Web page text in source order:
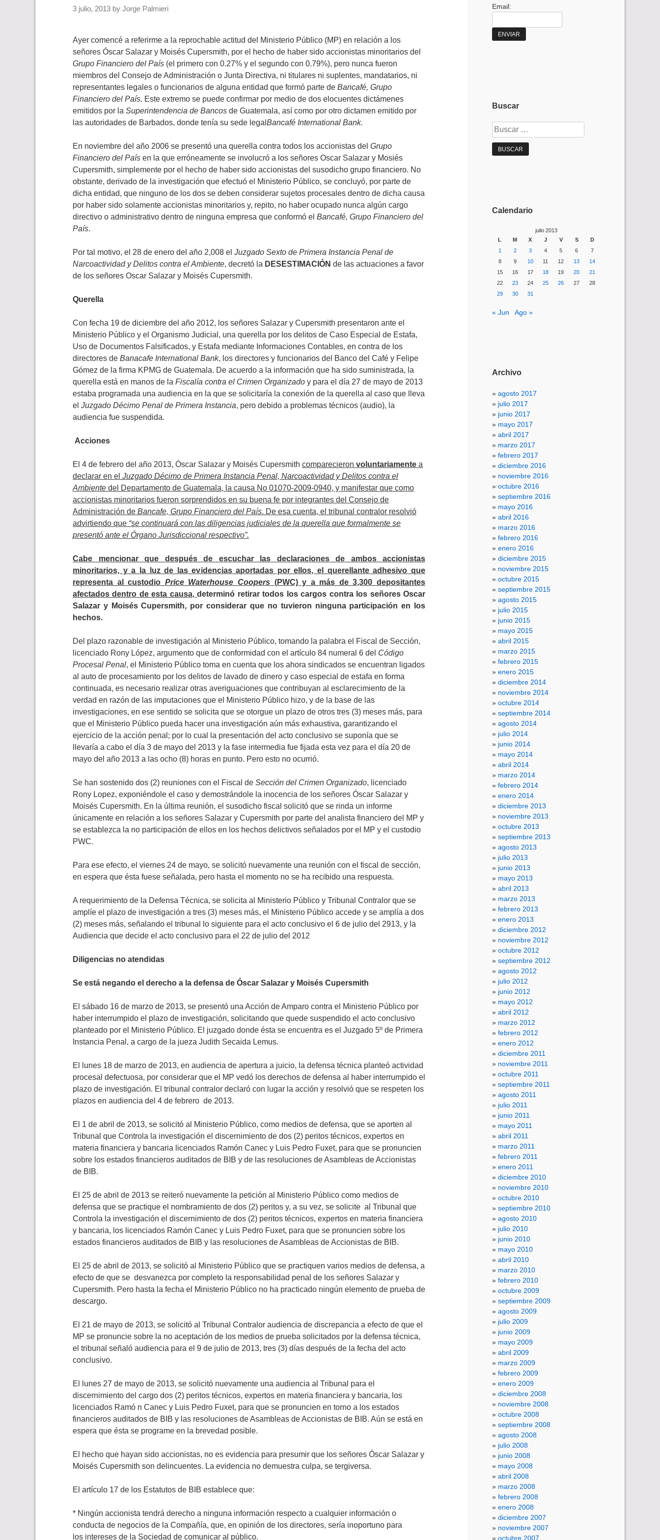
3 julio, 2013 by Jorge Palmieri
Ayer comencé a referirme a la reprochable actitud del Ministerio Público (MP) en relación a los
señores Óscar Salazar y Moisés Cupersmith, por el hecho de haber sido accionistas minoritarios del
Grupo Financiero del País (el primero con 0.27% y el segundo con 0.79%), pero nunca fueron
miembros del Consejo de Administración o Junta Directiva, ni titulares ni suplentes, mandatarios, ni
representantes legales o funcionarios de alguna entidad que formó parte de Bancafé, Grupo
Financiero del País. Este extremo se puede confirmar por medio de dos elocuentes dictámenes
emitidos por la Superintendencia de Bancos de Guatemala, así como por otro dictamen emitido por
las autoridades de Barbados, donde tenía su sede legal Bancafé International Bank.
En noviembre del año 2006 se presentó una querella contra todos los accionistas del Grupo
Financiero del País en la que erróneamente se involucró a los señores Oscar Salazar y Mosiés
Cupersmith, simplemente por el hecho de haber sido accionistas del susodicho grupo financiero. No
obstante, derivado de la investigación que efectuó el Ministerio Público, se concluyó, por parte de
dicha entidad, que ninguno de los dos se deben considerar sujetos procesales dentro de dicha causa
por haber sido solamente accionistas minoritarios y, repito, no haber ocupado nunca algún cargo
directivo o administrativo dentro de ninguna empresa que conformó el Bancafé, Grupo Financiero del
País.
Por tal motivo, el 28 de enero del año 2,008 el Juzgado Sexto de Primera Instancia Penal de
Narcoactividad y Delitos contra el Ambiente, decretó la DESESTIMACIÓN de las actuaciones a favor
de los señores Oscar Salazar y Moisés Cupersmith.
Querella
Con fecha 19 de diciembre del año 2012, los señores Salazar y Cupersmith presentaron ante el
Ministerio Público y el Organismo Judicial, una querella por los delitos de Caso Especial de Estafa,
Uso de Documentos Falsificados, y Estafa mediante Informaciones Contables, en contra de los
directores de Banacafe International Bank, los directores y funcionarios del Banco del Café y Felipe
Gómez de la firma KPMG de Guatemala. De acuerdo a la información que ha sido suministrada, la
querella está en manos de la Fiscalía contra el Crimen Organizado y para el día 27 de mayo de 2013
estaba programada una audiencia en la que se solicitaría la conexión de la querella al caso que lleva
el Juzgado Décimo Penal de Primera Instancia, pero debido a problemas técnicos (audio), la
audiencia fue suspendida.
Acciones
El 4 de febrero del año 2013, Óscar Salazar y Moisés Cupersmith comparecieron voluntariamente a
declarar en el Juzgado Décimo de Primera Instancia Penal, Narcoactividad y Delitos contra el
Ambiente del Departamento de Guatemala, la causa No 01070-2009-0940, y manifestar que como
accionistas minoritarios fueron sorprendidos en su buena fe por integrantes del Consejo de
Administración de Bancafe, Grupo Financiero del País. De esa cuenta, el tribunal contralor resolvió
advirtiendo que “se continuará con las diligencias judiciales de la querella que formalmente se
presentó ante el Órgano Jurisdiccional respectivo”.
Cabe mencionar que después de escuchar las declaraciones de ambos accionistas
minoritarios, y a la luz de las evidencias aportadas por ellos,el querellante adhesivo que
representa al custodio Price Waterhouse Coopers (PWC) y a más de 3,300 depositantes
afectados dentro de esta causa,determinó retirar todos los cargos contra los señores Oscar
Salazar y Moisés Cupersmith, por considerar que no tuvieron ninguna participación en los
hechos.
Del plazo razonable de investigación al Ministerio Público, tomando la palabra el Fiscal de Sección,
licenciado Rony López, argumento que de conformidad con el artículo 84 numeral 6 del Código
Procesal Penal, el Ministerio Público toma en cuenta que los ahora sindicados se encuentran ligados
al auto de procesamiento por los delitos de lavado de dinero y caso especial de estafa en forma
continuada, es necesario realizar otras averiguaciones que contribuyan al esclarecimiento de la
verdad en razón de las imputaciones que el Ministerio Público hizo, y de la base de las
investigaciones, en ese sentido se solicita que se otorgue un plazo de otros tres (3) meses más, para
que el Ministerio Público pueda hacer una investigación aún más exhaustiva, garantizando el
ejercicio de la acción penal; por lo cual la presentación del acto conclusivo se suponía que se
llevaría a cabo el día 3 de mayo del 2013 y la fase intermedia fue fijada esta vez para el día 20 de
mayo del año 2013 a las ocho (8) horas en punto. Pero esto no ocurrió.
Se han sostenido dos (2) reuniones con el Fiscal de Sección del Crimen Organizado, licenciado
Rony Lopez, exponiéndole el caso y demostrándole la inocencia de los señores Óscar Salazar y
Moisés Cupersmith. En la última reunión, el susodicho fiscal solicitó que se rinda un informe
únicamente en relación a los señores Salazar y Cupersmith por parte del analista financiero del MP y
se establezca la no participación de ellos en los hechos delictivos señalados por el MP y el custodio
PWC.
Para ese efecto, el viernes 24 de mayo, se solicitó nuevamente una reunión con el fiscal de sección,
en espera que ésta fuese señalada, pero hasta el momento no se ha recibido una respuesta.
A requerimiento de la Defensa Técnica, se solicita al Ministerio Público y Tribunal Contralor que se
amplíe el plazo de investigación a tres (3) meses más, el Ministerio Público accede y se amplía a dos
(2) meses más, señalando el tribunal lo siguiente para el acto conclusivo el 6 de julio del 2913, y la
Audiencia que decide el acto conclusivo para el 22 de julio del 2012
Diligencias no atendidas
Se está negando el derecho a la defensa de Óscar Salazar y Moisés Cupersmith
El sábado 16 de marzo de 2013, se presentó una Acción de Amparo contra el Ministerio Público por
haber interrumpido el plazo de investigación, solicitando que quede suspendido el acto conclusivo
planteado por el Ministerio Público. El juzgado donde ésta se encuentra es el Juzgado 5º de Primera
Instancia Penal, a cargo de la jueza Judith Secaida Lemus.
El lunes 18 de marzo de 2013, en audiencia de apertura a juicio, la defensa técnica planteó actividad
procesal defectuosa, por considerar que el MP vedó los derechos de defensa al haber interrumpido el
plazo de investigación. El tribunal contralor declaró con lugar la acción y resolvió que se respeten los
plazos en audiencia del 4 de febrero de 2013.
El 1 de abril de 2013, se solicitó al Ministerio Público, como medios de defensa, que se aporten al
Tribunal que Controla la investigación el discernimiento de dos (2) peritos técnicos, expertos en
materia financiera y bancaria licenciados Ramón Canec y Luis Pedro Fuxet, para que se pronuncien
sobre los estados financieros auditados de BIB y de las resoluciones de Asambleas de Accionistas
de BIB.
El 25 de abril de 2013 se reiteró nuevamente la petición al Ministerio Público como medios de
defensa que se practique el nombramiento de dos (2) peritos y, a su vez, se solicite al Tribunal que
Controla la investigación el discernimiento de dos (2) peritos técnicos, expertos en materia financiera
y bancaria, los licenciados Ramón Canec y Luis Pedro Fuxet, para que se pronuncien sobre los
estados financieros auditados de BIB y las resoluciones de Asambleas de Accionistas de BIB.
El 25 de abril de 2013, se solicitó al Ministerio Público que se practiquen varios medios de defensa, a
efecto de que se desvanezca por completo la responsabilidad penal de los señores Salazar y
Cupersmith. Pero hasta la fecha el Ministerio Público no ha practicado ningún elemento de prueba de
descargo.
El 21 de mayo de 2013, se solicitó al Tribunal Contralor audiencia de discrepancia a efecto de que el
MP se pronuncie sobre la no aceptación de los medios de prueba solicitados por la defensa técnica,
el tribunal señaló audiencia para el 9 de julio de 2013, tres (3) días después de la fecha del acto
conclusivo.
El lunes 27 de mayo de 2013, se solicitó nuevamente una audiencia al Tribunal para el
discernimiento del cargo dos (2) peritos técnicos, expertos en materia financiera y bancaria, los
licenciados Ramó n Canec y Luis Pedro Fuxet, para que se pronuncien en torno a los estados
financieros auditados de BIB y las resoluciones de Asambleas de Accionistas de BIB. Aún se está en
espera que ésta se programe en la brevedad posible.
El hecho que hayan sido accionistas, no es evidencia para presumir que los señores Óscar Salazar y
Moisés Cupersmith son delincuentes. La evidencia no demuestra culpa, se tergiversa.
El artículo 17 de los Estatutos de BIB establece que:
* Ningún accionista tendrá derecho a ninguna información respecto a cualquier información o
conducta de negocios de la Compañía, que, en opinión de los directores, sería inoportuno para
los intereses de la Sociedad de comunicar al público.
Email:
Buscar
Buscar:
Calendario
julio 2013
L
M X J V S
D
1
2 3 4 5 6
7
8
9 10 11 12 13
14
15
16 17 18 19 20
21
22
23 24 25 26 27
28
29
30 31
« Jun Ago »
Archivo
agosto 2017
julio 2017
junio 2017
mayo 2017
abril 2017
marzo 2017
febrero 2017
diciembre 2016
noviembre 2016
octubre 2016
septiembre 2016
mayo 2016
abril 2016
marzo 2016
febrero 2016
enero 2016
diciembre 2015
noviembre 2015
octubre 2015
septiembre 2015
agosto 2015
julio 2015
junio 2015
mayo 2015
abril 2015
marzo 2015
febrero 2015
enero 2015
diciembre 2014
noviembre 2014
octubre 2014
septiembre 2014
agosto 2014
julio 2014
junio 2014
mayo 2014
abril 2014
marzo 2014
febrero 2014
enero 2014
diciembre 2013
noviembre 2013
octubre 2013
septiembre 2013
agosto 2013
julio 2013
junio 2013
mayo 2013
abril 2013
marzo 2013
febrero 2013
enero 2013
diciembre 2012
noviembre 2012
octubre 2012
septiembre 2012
agosto 2012
julio 2012
junio 2012
mayo 2012
abril 2012
marzo 2012
febrero 2012
enero 2012
diciembre 2011
noviembre 2011
octubre 2011
septiembre 2011
agosto 2011
julio 2011
junio 2011
mayo 2011
abril 2011
marzo 2011
febrero 2011
enero 2011
diciembre 2010
noviembre 2010
octubre 2010
septiembre 2010
agosto 2010
julio 2010
junio 2010
mayo 2010
abril 2010
marzo 2010
febrero 2010
octubre 2009
septiembre 2009
agosto 2009
julio 2009
junio 2009
mayo 2009
abril 2009
marzo 2009
febrero 2009
enero 2009
diciembre 2008
noviembre 2008
octubre 2008
septiembre 2008
agosto 2008
julio 2008
junio 2008
mayo 2008
abril 2008
marzo 2008
febrero 2008
enero 2008
diciembre 2007
noviembre 2007
octubre 2007